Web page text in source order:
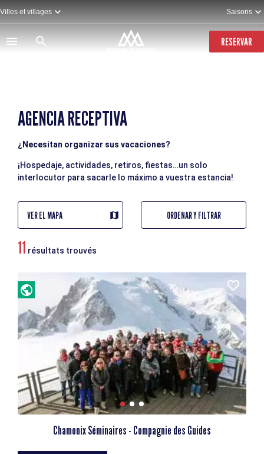
Pasar
al
contenido
principal
Villes et villages Saisons
RESERVAR
AGENCIA RECEPTIVA
¿Necesitan organizar sus vacaciones?
¡Hospedaje, actividades, retiros, fiestas…un solo
interlocutor para sacarle lo máximo a vuestra estancia!
VER EL MAPA ORDENAR Y FILTRAR
11 résultats trouvés
Chamonix Séminaires - Compagnie des Guides